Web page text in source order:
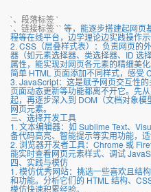
`、段落标签 `
`、链接标签 `` 等，能逐步搭建起网页
程等在线平台，边学理论边实践操作
2. CSS（层叠样式表）：负责网页的
器（如元素选择器、类选择器、ID 选
属性，能实现对网页各元素的精细美
简单 HTML 页面添加不同样式，感受
3. JavaScript：这是赋予网页交互性的
页面动态更新等功能都离不开它。先
起，再逐步深入到 DOM（文档对象
网页元素。
三、选择开发工具
1. 文本编辑器：如 Sublime Text、
备代码高亮、智能提示等实用功能，适
2. 浏览器开发者工具：Chrome 或
能实时查看网页元素样式、调试
四、实践与模仿
1. 模仿优秀网站：挑选一些喜欢且结
和功能。分析它们的 HTML 结构、
模仿快速积累经验。